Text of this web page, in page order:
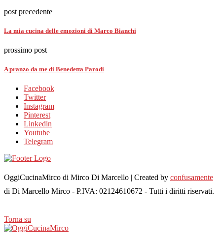
post precedente
La mia cucina delle emozioni di Marco Bianchi
prossimo post
A pranzo da me di Benedetta Parodi
Facebook
Twitter
Instagram
Pinterest
Linkedin
Youtube
Telegram
OggiCucinaMirco di Mirco Di Marcello | Created by confusamente
di Di Marcello Mirco - P.IVA: 02124610672 - Tutti i diritti riservati.
Torna su